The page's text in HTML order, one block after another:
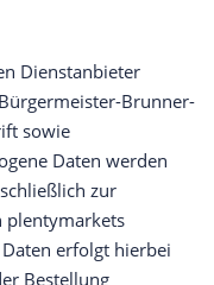
Dienstanbieter
Brunner-
sowie
Daten werden
zur
plentymarkets
erfolgt hierbei
Bestellung